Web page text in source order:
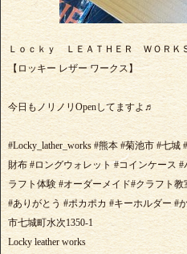
Ｌｏｃｋｙ ＬＥＡＴＨＥＲ ＷＯＲ
【ロッキー レザー ワークス】
今日もノリノリOpenしてますよ♬
#Locky_lather_works #熊本 #菊池市 #七
財布 #ロングウォレット #コインケース
ラフト体験 #オーダーメイド#クラフト
#ありがとう #ポカポカ #キーホルダー #
市七城町水次1350-1
Locky leather works